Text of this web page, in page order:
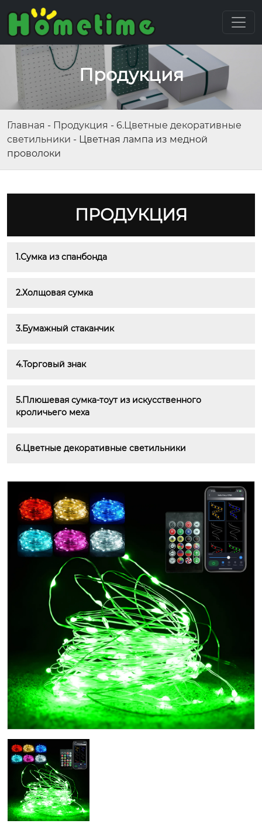
Продукция
Главная - Продукция - 6.Цветные декоративные
светильники - Цветная лампа из медной
проволоки
ПРОДУКЦИЯ
1.Сумка из спанбонда
2.Холщовая сумка
3.Бумажный стаканчик
4.Торговый знак
5.Плюшевая сумка-тоут из искусственного
кроличьего меха
6.Цветные декоративные светильники